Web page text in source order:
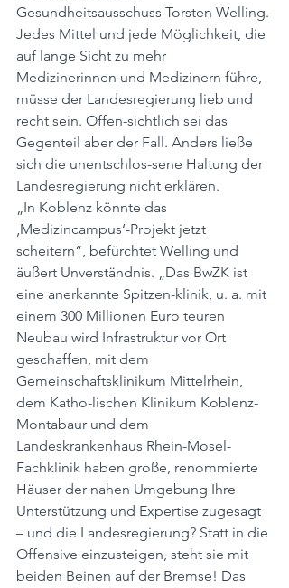
Gesundheitsausschuss Torsten Welling.
Jedes Mittel und jede Möglichkeit, die
auf lange Sicht zu mehr
Medizinerinnen und Medizinern führe,
müsse der Landesregierung lieb und
recht sein. Offen-sichtlich sei das
Gegenteil aber der Fall. Anders ließe
sich die unentschlos-sene Haltung der
Landesregierung nicht erklären.
„In Koblenz könnte das
‚Medizincampus‘-Projekt jetzt
scheitern“, befürchtet Welling und
äußert Unverständnis. „Das BwZK ist
eine anerkannte Spitzen-klinik, u. a. mit
einem 300 Millionen Euro teuren
Neubau wird Infrastruktur vor Ort
geschaffen, mit dem
Gemeinschaftsklinikum Mittelrhein,
dem Katho-lischen Klinikum Koblenz-
Montabaur und dem
Landeskrankenhaus Rhein-Mosel-
Fachklinik haben große, renommierte
Häuser der nahen Umgebung Ihre
Unterstützung und Expertise zugesagt
– und die Landesregierung? Statt in die
Offensive einzusteigen, steht sie mit
beiden Beinen auf der Bremse! Das